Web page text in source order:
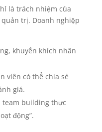
là trách nhiệm của
trị. Doanh nghiệp
khuyến khích nhân
viên có thể chia sẻ
giá.
team building thực
động”.